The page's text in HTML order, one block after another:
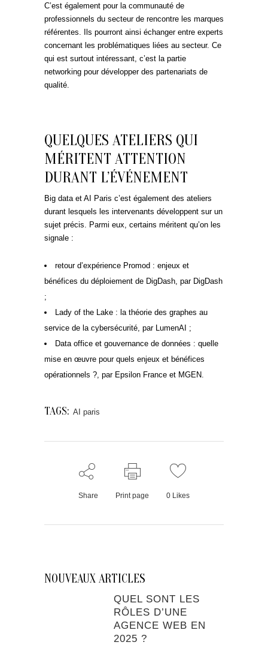
C’est également pour la communauté de
professionnels du secteur de rencontre les marques
référentes. Ils pourront ainsi échanger entre experts
concernant les problématiques liées au secteur. Ce
qui est surtout intéressant, c’est la partie
networking pour développer des partenariats de
qualité.
QUELQUES ATELIERS QUI
MÉRITENT ATTENTION
DURANT L’ÉVÉNEMENT
Big data et AI Paris c’est également des ateliers
durant lesquels les intervenants développent sur un
sujet précis. Parmi eux, certains méritent qu’on les
signale :
retour d’expérience Promod : enjeux et
bénéfices du déploiement de DigDash, par DigDash
;
Lady of the Lake : la théorie des graphes au
service de la cybersécurité, par LumenAI ;
Data office et gouvernance de données : quelle
mise en œuvre pour quels enjeux et bénéfices
opérationnels ?, par Epsilon France et MGEN.
TAGS: AI paris
Share Print page 0 Likes
NOUVEAUX ARTICLES
QUEL SONT LES
RÔLES D’UNE
AGENCE WEB EN
2025 ?